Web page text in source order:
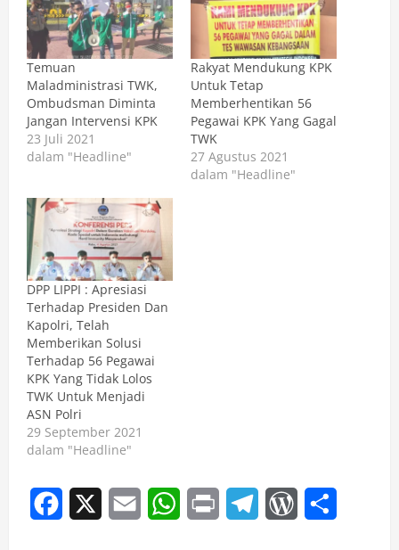
Temuan
Maladministrasi TWK,
Ombudsman Diminta
Jangan Intervensi KPK
23 Juli 2021
dalam "Headline"
Rakyat Mendukung KPK
Untuk Tetap
Memberhentikan 56
Pegawai KPK Yang Gagal
TWK
27 Agustus 2021
dalam "Headline"
DPP LIPPI : Apresiasi
Terhadap Presiden Dan
Kapolri, Telah
Memberikan Solusi
Terhadap 56 Pegawai
KPK Yang Tidak Lolos
TWK Untuk Menjadi
ASN Polri
29 September 2021
dalam "Headline"
Facebook Email WhatsApp
Print TelegramWordPress